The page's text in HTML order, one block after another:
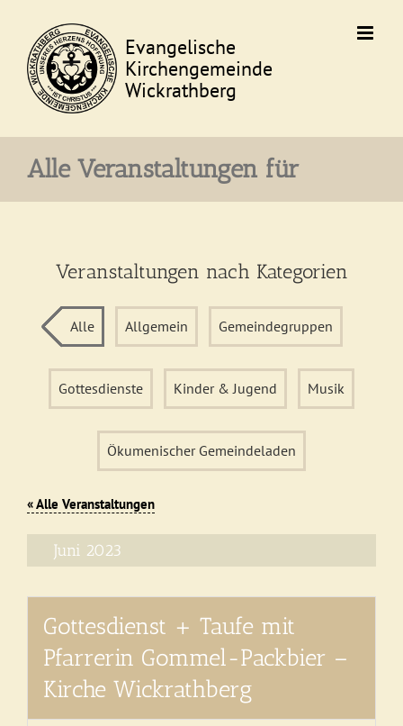
content
Alle Veranstaltungen für
Veranstaltungen nach Kategorien
Alle Allgemein Gemeindegruppen
Gottesdienste Kinder & Jugend Musik
Ökumenischer Gemeindeladen
« Alle Veranstaltungen
Juni 2023
Gottesdienst + Taufe mit
Pfarrerin Gommel-Packbier –
Kirche Wickrathberg